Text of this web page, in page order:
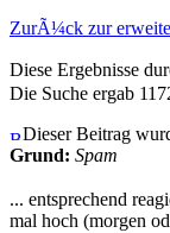
ZurÃ¼ck zur
Diese Ergebnisse
Die Suche ergab
Dieser Beitrag
Grund: Spam
... entsprechend
mal hoch (morgen